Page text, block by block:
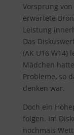
Vorsprung
erwartete
Leistung
Das
(AK U16
Mädchen
Probleme, so
denken war.
Doch ein
folgen. Im
nochmals